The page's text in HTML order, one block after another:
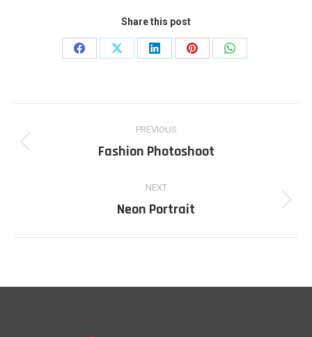
Share this post
Share
Share
Share
Share
Share
navigation
PREVIOUS
Previous
Fashion Photoshoot
NEXT
Next
Neon Portrait